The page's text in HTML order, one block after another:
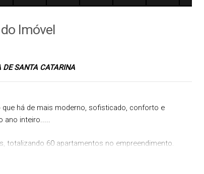
Imóvel
DE SANTA CATARINA
há de mais moderno, sofisticado, conforto e
ano inteiro.....
totalizando 60 apartamentos no empreendimento.
de 44m² a 191m².